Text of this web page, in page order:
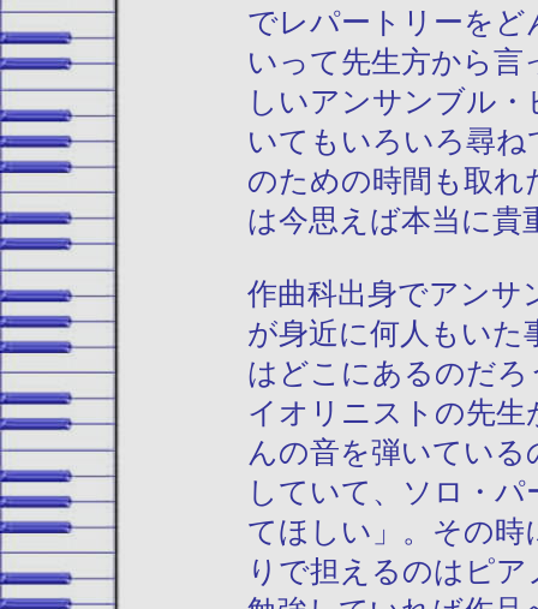
でレパートリーを
いって先生方から
しいアンサンブル
いてもいろいろ尋
のための時間も取れ
は今思えば本当に貴
作曲科出身でアンサ
が身近に何人もいた
はどこにあるのだ
イオリニストの先
んの音を弾いてい
していて、ソロ・
てほしい」。その時
りで担えるのはピ